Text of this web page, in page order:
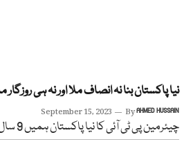
نیا پاکستان بنا نہ انصاف ملا اور نہ ہی
September 15, 2023 ByAHMED HUSSAIN
چیئرمین پی ٹی آئی کا نیا پاکستان ہمیں 9 سال میں نہیں ملا۔